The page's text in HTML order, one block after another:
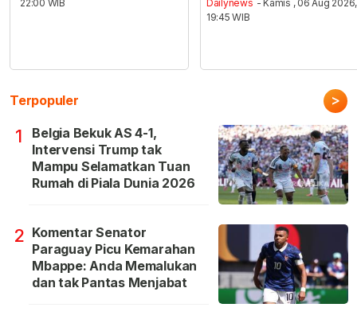
22:00 WIB
Dailynews - Kamis , 06 Aug 2026,
19:45 WIB
Terpopuler >
1
Belgia Bekuk AS 4-1,
Intervensi Trump tak
Mampu Selamatkan Tuan
Rumah di Piala Dunia 2026
2 Komentar Senator
Paraguay Picu Kemarahan
Mbappe: Anda Memalukan
dan tak Pantas Menjabat